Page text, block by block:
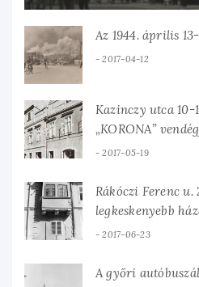
Az 1944. április
2017-04-12
Kazinczy utca 10-
„KORONA”
2017-05-19
Rákóczi Ferenc u.
legkeskenyebb
2017-06-23
A győri